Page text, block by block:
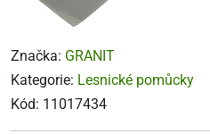
Značka: GRANIT
Kategorie: Lesnické pomůcky
Kód: 11017434